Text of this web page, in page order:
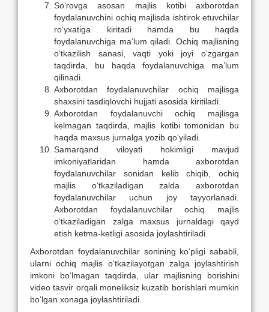
Sо‘rovga asosan majlis kotibi axborotdan
foydalanuvchini ochiq majlisda ishtirok etuvchilar
rо‘yxatiga kiritadi hamda bu haqda
foydalanuvchiga ma’lum qiladi. Ochiq majlisning
о‘tkazilish sanasi, vaqti yoki joyi о‘zgargan
taqdirda, bu haqda foydalanuvchiga ma’lum
qilinadi.
Axborotdan foydalanuvchilar ochiq majlisga
shaxsini tasdiqlovchi hujjati asosida kiritiladi.
Axborotdan foydalanuvchi ochiq majlisga
kelmagan taqdirda, majlis kotibi tomonidan bu
haqda maxsus jurnalga yozib qо‘yiladi.
Samarqand viloyati hokimligi mavjud
imkoniyatlaridan hamda axborotdan
foydalanuvchilar sonidan kelib chiqib, ochiq
majlis о‘tkaziladigan zalda axborotdan
foydalanuvchilar uchun joy tayyorlanadi.
Axborotdan foydalanuvchilar ochiq majlis
о‘tkaziladigan zalga maxsus jurnaldagi qayd
etish ketma-ketligi asosida joylashtiriladi.
Axborotdan foydalanuvchilar sonining kо‘pligi sababli,
ularni ochiq majlis о‘tkazilayotgan zalga joylashtirish
imkoni bо‘lmagan taqdirda, ular majlisning borishini
video tasvir orqali moneliksiz kuzatib borishlari mumkin
bо‘lgan xonaga joylashtiriladi.